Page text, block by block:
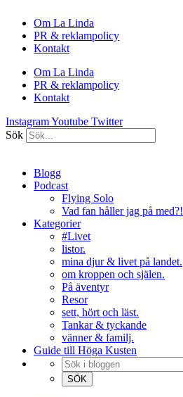
innehåll
Om La Linda
PR & reklampolicy
Kontakt
Om La Linda
PR & reklampolicy
Kontakt
InstagramYoutube Twitter
Sök
Blogg
Podcast
Flying Solo
Vad fan håller jag på med?!
Kategorier
#Livet
listor.
mina djur & livet på landet.
om kroppen och själen.
På äventyr
Resor
sett, hört och läst.
Tankar & tyckande
vänner & familj.
Guide till Höga Kusten